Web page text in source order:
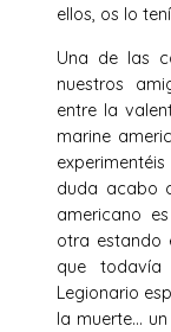
ellos, os lo
Una de las
nuestros
entre la
marine
duda acabo
americano
otra estando
que
Legionario
la muerte…